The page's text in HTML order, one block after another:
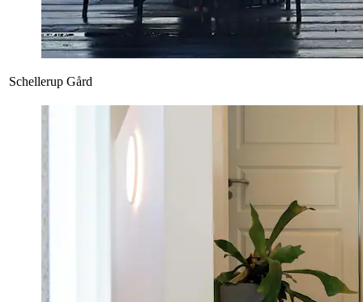
Schellerup Gård